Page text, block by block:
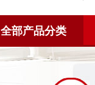
全部产品分类